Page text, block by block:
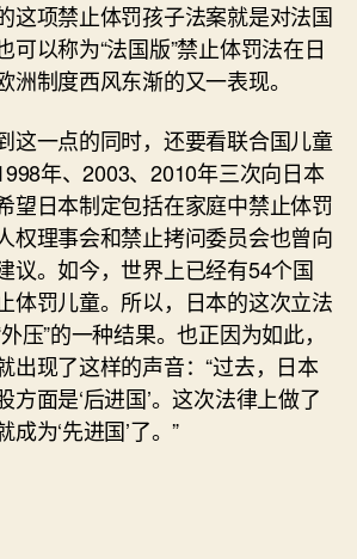
这项禁止体罚孩子法案就是对法国
可以称为“法国版”禁止体罚法在日
洲制度西风东渐的又一表现。
这一点的同时，还要看联合国儿童
年、2003、2010年三次向日本
望日本制定包括在家庭中禁止体罚
权理事会和禁止拷问委员会也曾向
议。如今，世界上已经有54个国
体罚儿童。所以，日本的这次立法
压”的一种结果。也正因为如此，
出现了这样的声音：“过去，日本
方面是‘后进国’。这次法律上做了
为‘先进国’了。”